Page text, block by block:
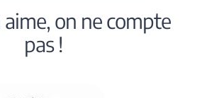
on ne compte
pas !